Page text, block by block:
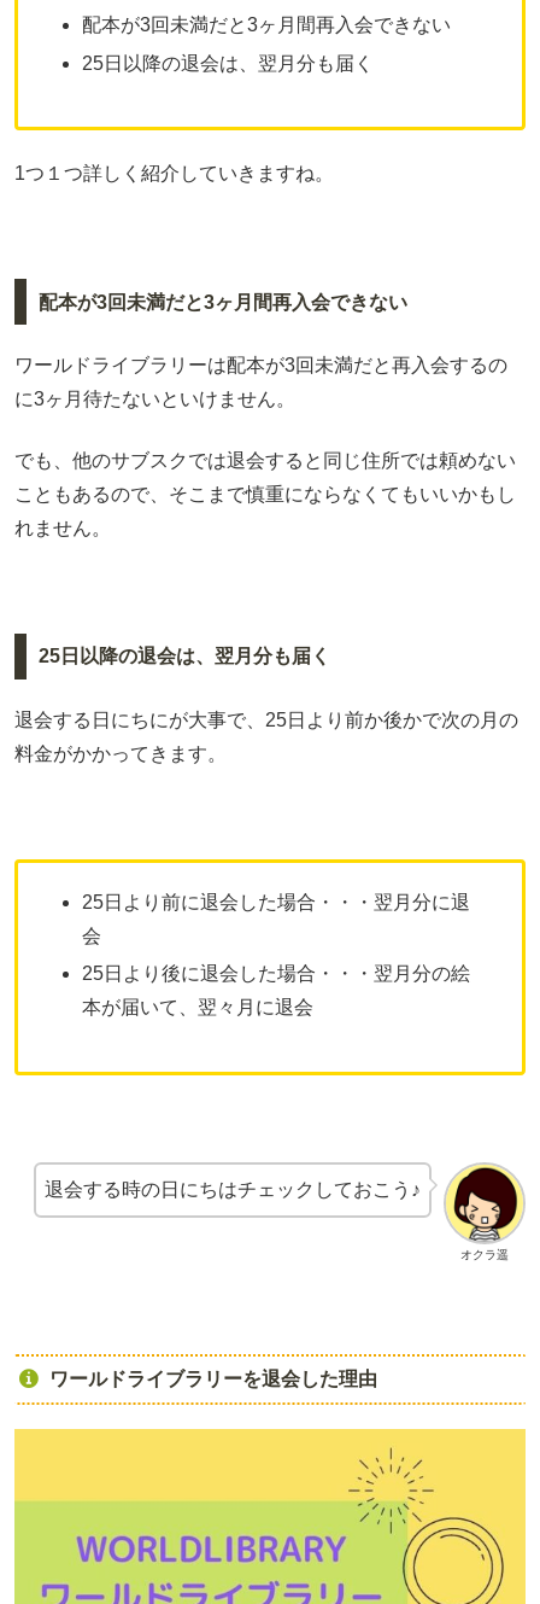
配本が3回未満だと3ヶ月間再入会できない
25日以降の退会は、翌月分も届く
1つ１つ詳しく紹介していきますね。
配本が3回未満だと3ヶ月間再入会できない
ワールドライブラリーは配本が3回未満だと再入会するの
に3ヶ月待たないといけません。
でも、他のサブスクでは退会すると同じ住所では頼めない
こともあるので、そこまで慎重にならなくてもいいかもし
れません。
25日以降の退会は、翌月分も届く
退会する日にちにが大事で、25日より前か後かで次の月の
料金がかかってきます。
25日より前に退会した場合・・・翌月分に退
会
25日より後に退会した場合・・・翌月分の絵
本が届いて、翌々月に退会
オクラ遥
退会する時の日にちはチェックしておこう♪
ワールドライブラリーを退会した理由